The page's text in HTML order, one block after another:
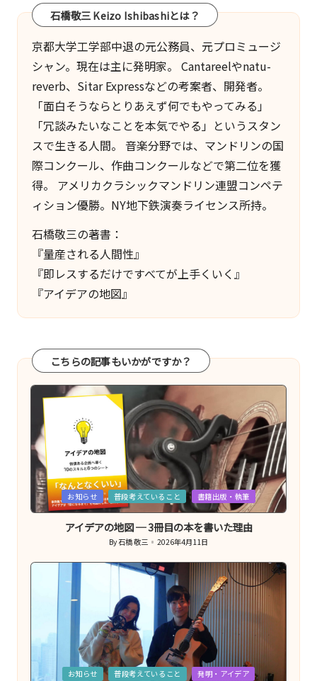
石橋敬三 Keizo Ishibashiとは？
京都大学工学部中退の元公務員、元プロミュージ
シャン。現在は主に発明家。 Cantareelやnatu-
reverb、 Sitar Expressなどの考案者、開発者。
「面白そうならとりあえず何でもやってみる」
「冗談みたいなことを本気でやる」というスタン
スで生きる人間。 音楽分野では、マンドリンの国
際コンクール、作曲コンクールなどで第二位を獲
得。 アメリカクラシックマンドリン連盟コンペテ
ィション優勝。NY地下鉄演奏ライセンス所持。
石橋敬三の著書：
『量産される人間性』
『即レスするだけですべてが上手くいく』
『アイデアの地図』
こちらの記事もいかがですか？
Posted
in
お知らせ 普段考えていること 書籍出版・執筆
アイデアの地図 ─ 3冊目の本を書いた理由
Posted
by
By石橋 敬三 2026年4月11日
Postedお知らせ 普段考えていること 発明・アイデア